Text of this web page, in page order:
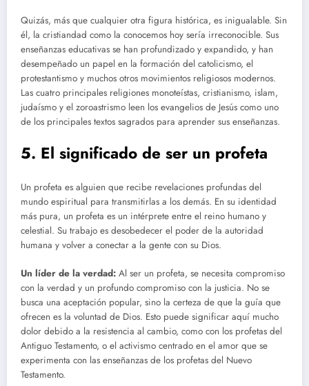
Quizás, más que cualquier otra figura histórica, es inigualable. Sin
él, la cristiandad como la conocemos hoy sería irreconocible. Sus
enseñanzas educativas se han profundizado y expandido, y han
desempeñado un papel en la formación del catolicismo, el
protestantismo y muchos otros movimientos religiosos modernos.
Las cuatro principales religiones monoteístas, cristianismo, islam,
judaísmo y el zoroastrismo leen los evangelios de Jesús como uno
de los principales textos sagrados para aprender sus enseñanzas.
5. El significado de ser un profeta
Un profeta es alguien que recibe revelaciones profundas del
mundo espiritual para transmitirlas a los demás. En su identidad
más pura, un profeta es un intérprete entre el reino humano y
celestial. Su trabajo es desobedecer el poder de la autoridad
humana y volver a conectar a la gente con su Dios.
Un líder de la verdad: Al ser un profeta, se necesita compromiso
con la verdad y un profundo compromiso con la justicia. No se
busca una aceptación popular, sino la certeza de que la guía que
ofrecen es la voluntad de Dios. Esto puede significar aquí mucho
dolor debido a la resistencia al cambio, como con los profetas del
Antiguo Testamento, o el activismo centrado en el amor que se
experimenta con las enseñanzas de los profetas del Nuevo
Testamento.